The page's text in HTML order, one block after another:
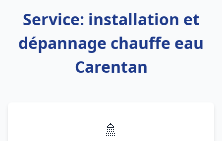
Service: installation et
dépannage chauffe eau
Carentan
🚿